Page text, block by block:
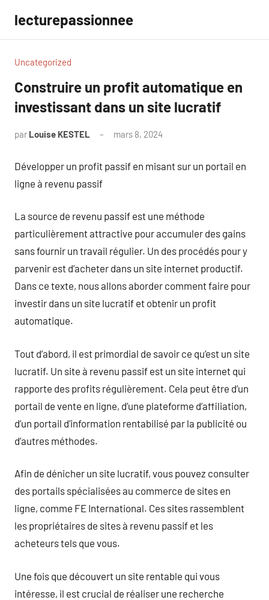
contenu
lecturepassionnee
Uncategorized
Construire un profit automatique en
investissant dans un site lucratif
par Louise KESTEL mars 8, 2024
Développer un profit passif en misant sur un portail en
ligne à revenu passif
La source de revenu passif est une méthode
particulièrement attractive pour accumuler des gains
sans fournir un travail régulier. Un des procédés pour y
parvenir est d’acheter dans un site internet productif.
Dans ce texte, nous allons aborder comment faire pour
investir dans un site lucratif et obtenir un profit
automatique.
Tout d’abord, il est primordial de savoir ce qu’est un site
lucratif. Un site à revenu passif est un site internet qui
rapporte des profits régulièrement. Cela peut être d’un
portail de vente en ligne, d’une plateforme d’affiliation,
d’un portail d’information rentabilisé par la publicité ou
d’autres méthodes.
Afin de dénicher un site lucratif, vous pouvez consulter
des portails spécialisées au commerce de sites en
ligne, comme FE International. Ces sites rassemblent
les propriétaires de sites à revenu passif et les
acheteurs tels que vous.
Une fois que découvert un site rentable qui vous
intéresse, il est crucial de réaliser une recherche